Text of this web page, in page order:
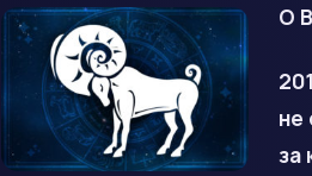
О
не
за